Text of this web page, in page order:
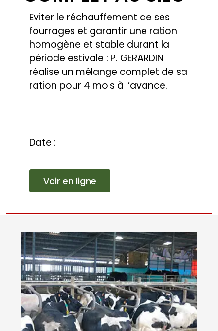
DANS LA RATION :
GÉRARDIN A TESTÉ
LE MÉLANGE
fourrages et garantir une ration
homogène et stable durant la
période estivale : P. GERARDIN
réalise un mélange complet de sa
ration pour 4 mois à l’avance.
Date :